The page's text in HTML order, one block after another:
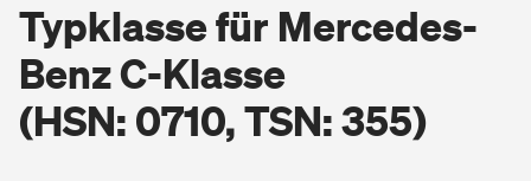
Berufsunfähigkeitsversicherung
Wohnen
Wohngebäudeversicherung
Typklasse für Mercedes-
Benz C-Klasse
(HSN: 0710, TSN: 355)